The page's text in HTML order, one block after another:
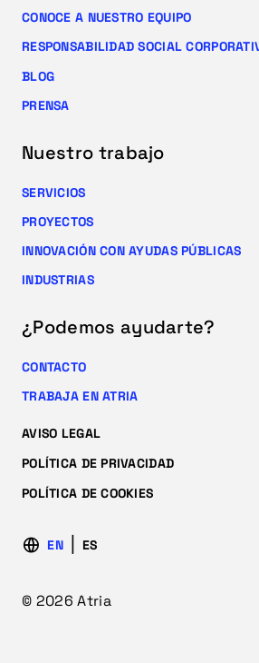
CONOCE A NUESTRO EQUIPO
RESPONSABILIDAD SOCIAL
BLOG
PRENSA
Nuestro trabajo
SERVICIOS
PROYECTOS
INNOVACIÓN CON AYUDAS PÚBLICAS
INDUSTRIAS
¿Podemos ayudarte?
CONTACTO
TRABAJA EN ATRIA
AVISO LEGAL
POLÍTICA DE PRIVACIDAD
POLÍTICA DE COOKIES
© 2026 Atria
EN ES